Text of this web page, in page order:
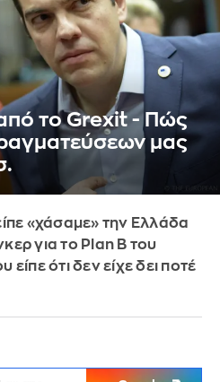
το Grexit - Πώς
μας
«χάσαμε» την Ελλάδα
για το Plan B του
ότι δεν είχε δει ποτέ